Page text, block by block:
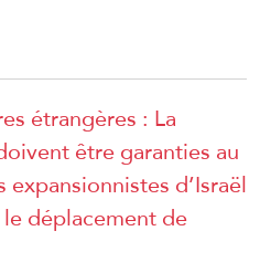
étrangères : La
être garanties au
d’Israël
déplacement de